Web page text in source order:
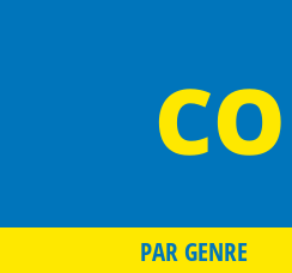
PAR GENRE